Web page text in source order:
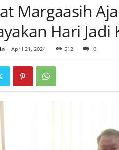
Margaasih
Hari
- April 21, 2024 512 0